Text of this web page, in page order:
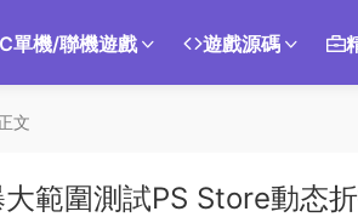
單機/聯機遊戲 遊戲源碼
文
範圍測試PS Store動态